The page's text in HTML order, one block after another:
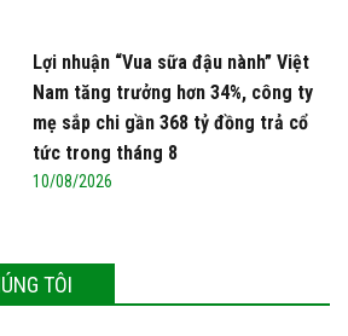
Lợi nhuận “Vua sữa đậu nành” Việt
Nam tăng trưởng hơn 34%, công ty
mẹ sắp chi gần 368 tỷ đồng trả cổ
tức trong tháng 8
10/08/2026
TÔI